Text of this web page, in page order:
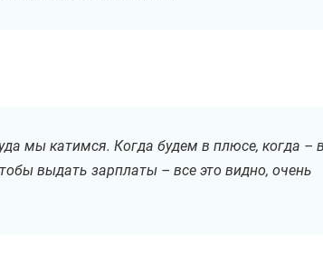
мы катимся. Когда будем в плюсе, когда –
выдать зарплаты – все это видно, очень